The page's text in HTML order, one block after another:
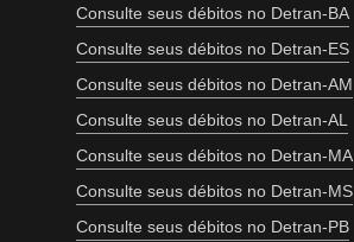
Consulte seus débitos no Detran-BA
Consulte seus débitos no Detran-ES
Consulte seus débitos no Detran-AM
Consulte seus débitos no Detran-AL
Consulte seus débitos no Detran-MA
Consulte seus débitos no Detran-MS
Consulte seus débitos no Detran-PB